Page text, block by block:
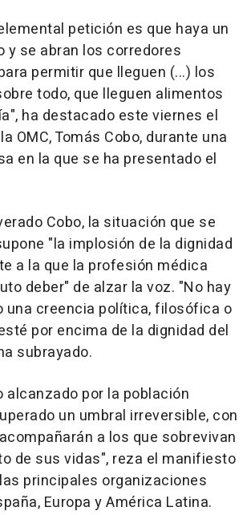
petición es que haya un
y se abran los corredores
permitir que lleguen (...) los
todo, que lleguen alimentos
ha destacado este viernes el
OMC, Tomás Cobo, durante una
en la que se ha presentado el
Cobo, la situación que se
"la implosión de la dignidad
a la que la profesión médica
deber" de alzar la voz. "No hay
una creencia política, filosófica o
por encima de la dignidad del
subrayado.
alcanzado por la población
un umbral irreversible, con
a los que sobrevivan
de sus vidas", reza el manifiesto
principales organizaciones
Europa y América Latina.